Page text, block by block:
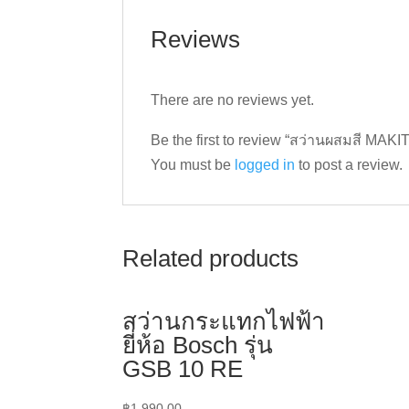
Reviews
There are no reviews yet.
Be the first to review “สว่านผสมสี
You must be logged in to post a review.
Related products
สว่านกระแทกไฟฟ้า
ยี่ห้อ Bosch รุ่น
GSB 10 RE